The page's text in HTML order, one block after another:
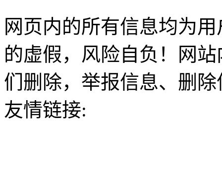
网页内的所有信息均为
的虚假，风险自负！网
们删除，举报信息、删
友情链接: